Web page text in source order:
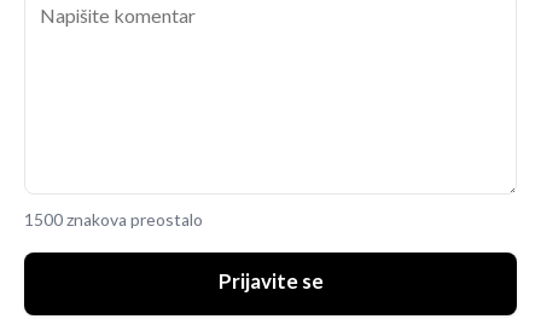
1500 znakova preostalo
Prijavite se